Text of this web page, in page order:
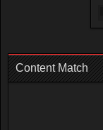
Content Match